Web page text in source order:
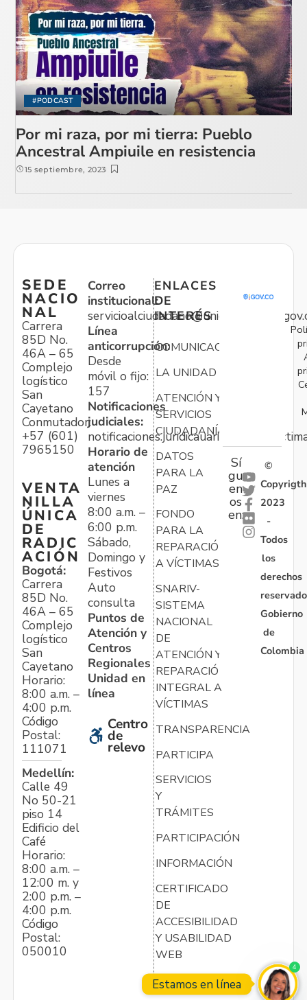
#PODCAST
Por mi raza, por mi tierra: Pueblo
Ancestral Ampiuile en resistencia
15 septiembre, 2023
SEDE
NACIO
NAL
Carrera
85D No.
46A – 65
Complejo
logístico
San
Cayetano
Conmutador:
+57 (601)
7965150
VENTA
NILLA
ÚNICA
DE
RADIC
ACIÓN
Bogotá:
Carrera
85D No.
46A – 65
Complejo
logístico
San
Cayetano
Horario:
8:00 a.m. –
4:00 p.m.
Código
Postal:
111071
Medellín:
Calle 49
No 50-21
piso 14
Edificio del
Café
Horario:
8:00 a.m. –
12:00 m. y
2:00 p.m. –
4:00 p.m.
Código
Postal:
050010
Correo
institucional:
Línea
anticorrupción:
Desde
móvil o fijo:
157
Notificaciones
judiciales:
Horario de
atención
Lunes a
viernes
8:00 a.m. –
6:00 p.m.
Sábado,
Domingo y
Festivos
Auto
consulta
Puntos de
Atención y
Centros
Regionales
Unidad en
línea
Centro
de
relevo
ENLACES
DE
INTERÉS
COMUNICACIONES
LA UNIDAD
ATENCIÓN Y
SERVICIOS
CIUDADANÍA
DATOS
PARA LA
PAZ
FONDO
PARA LA
REPARACIÓN
A VÍCTIMAS
SNARIV-
SISTEMA
NACIONAL
DE
ATENCIÓN Y
REPARACIÓN
INTEGRAL A
VÍCTIMAS
TRANSPARENCIA
PARTICIPA
SERVICIOS
Y
TRÁMITES
PARTICIPACIÓN
INFORMACIÓN
CERTIFICADO
DE
ACCESIBILIDAD
Y USABILIDAD
WEB
Sí
gu
en
os
en:
©
Copyrigth
2023
-
Todos
los
derechos
Gobierno
de
Colombia
Estamos en línea
4